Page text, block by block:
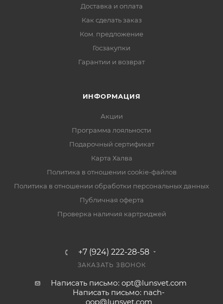
Доставка и оплата
Как сделать заказ
Ком. предложение
Госзакупки
Гарантии и возврат
ИНФОРМАЦИЯ
Акции
Программа лояльности
Подарочный сертификат
Карта Халва
Политика в отношении cookie-файлов
Политика в отношении обработки персональных данных
Публичная оферта
Проверка наличия картриджей
+7 (924) 222-28-58
ЗАКАЗАТЬ ЗВОНОК
Написать письмо: opt@lunsvet.com
Написать письмо: nach-
oop@lunsvet.com